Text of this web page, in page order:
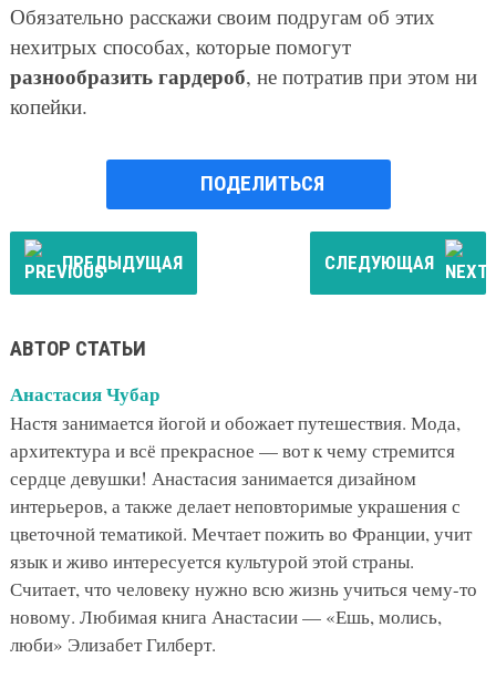
Обязательно расскажи своим подругам об этих
нехитрых способах, которые помогут
разнообразить гардероб, не потратив при этом ни
копейки.
ПОДЕЛИТЬСЯ
ПРЕДЫДУЩАЯ СЛЕДУЮЩАЯ
АВТОР СТАТЬИ
Анастасия Чубар
Настя занимается йогой и обожает путешествия. Мода,
архитектура и всё прекрасное — вот к чему стремится
сердце девушки! Анастасия занимается дизайном
интерьеров, а также делает неповторимые украшения с
цветочной тематикой. Мечтает пожить во Франции, учит
язык и живо интересуется культурой этой страны.
Считает, что человеку нужно всю жизнь учиться чему-то
новому. Любимая книга Анастасии — «Ешь, молись,
люби» Элизабет Гилберт.